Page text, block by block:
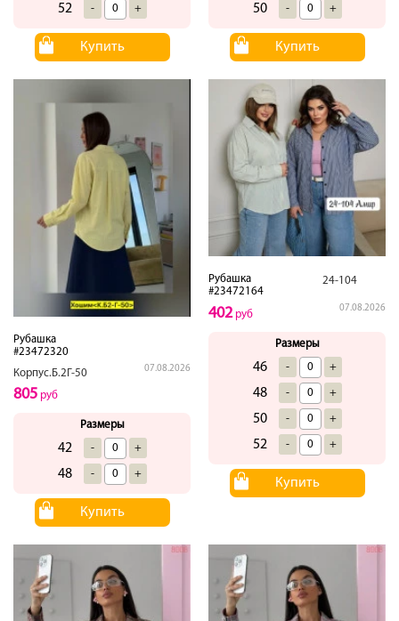
52 - +
Купить
50 - +
Купить
Рубашка
#23472320
Корпус.Б.2Г-50
07.08.2026
805 руб
Размеры
42 - +
48 - +
Купить
Рубашка
#23472164
24-104
07.08.2026
402руб
Размеры
46 - +
48 - +
50 - +
52 - +
Купить